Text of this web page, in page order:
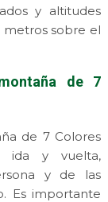
y altitudes
metros sobre el
de 7
de 7 Colores
ida y vuelta,
y de las
Es importante